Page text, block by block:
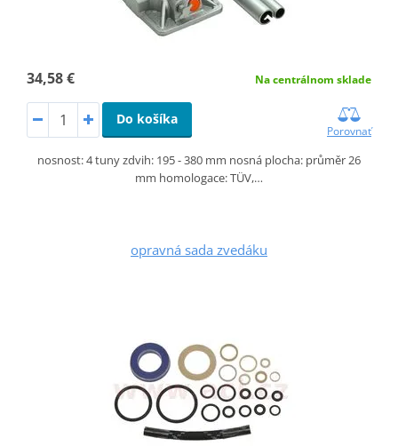
34,58 € Na centrálnom sklade
Do košíka
Porovnať
nosnost: 4 tuny zdvih: 195 - 380 mm nosná plocha: průměr 26
mm homologace: TÜV,…
opravná sada zvedáku